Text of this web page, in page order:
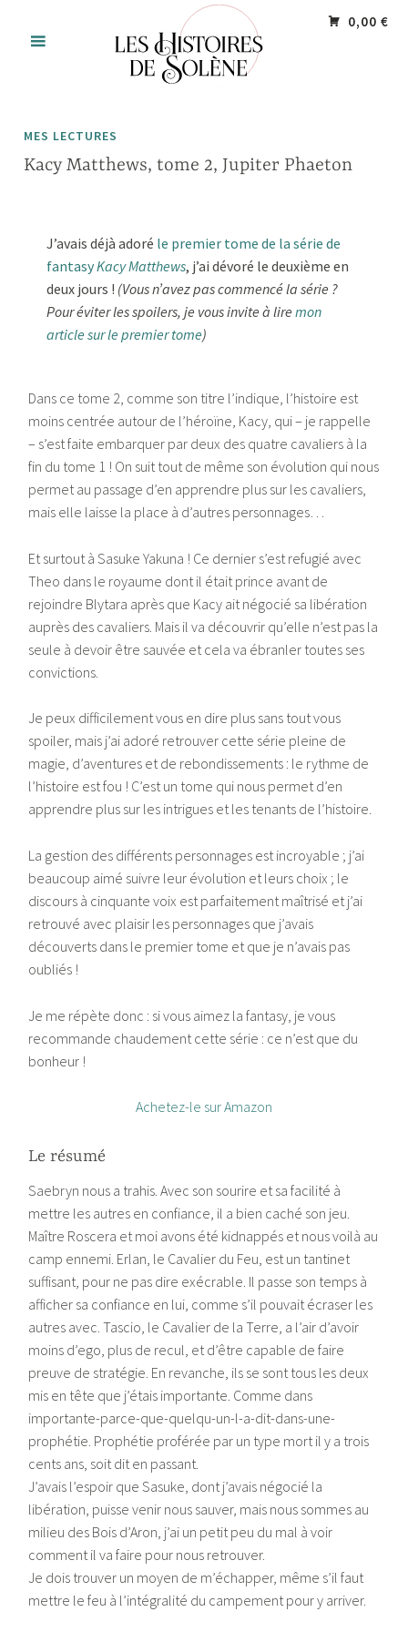
0,00 €
MES LECTURES
Kacy Matthews, tome 2, Jupiter Phaeton
J’avais déjà adoré le premier tome de la série de
fantasyKacy Matthews, j’ai dévoré le deuxième en
deux jours ! (Vous n’avez pas commencé la série ?
Pour éviter les spoilers, je vous invite à liremon
article sur le premier tome)
Dans ce tome 2, comme son titre l’indique, l’histoire est
moins centrée autour de l’héroïne, Kacy, qui – je rappelle
– s’est faite embarquer par deux des quatre cavaliers à la
fin du tome 1 ! On suit tout de même son évolution qui nous
permet au passage d’en apprendre plus sur les cavaliers,
mais elle laisse la place à d’autres personnages…
Et surtout à Sasuke Yakuna ! Ce dernier s’est refugié avec
Theo dans le royaume dont il était prince avant de
rejoindre Blytara après que Kacy ait négocié sa libération
auprès des cavaliers. Mais il va découvrir qu’elle n’est pas la
seule à devoir être sauvée et cela va ébranler toutes ses
convictions.
Je peux difficilement vous en dire plus sans tout vous
spoiler, mais j’ai adoré retrouver cette série pleine de
magie, d’aventures et de rebondissements : le rythme de
l’histoire est fou ! C’est un tome qui nous permet d’en
apprendre plus sur les intrigues et les tenants de l’histoire.
La gestion des différents personnages est incroyable ; j’ai
beaucoup aimé suivre leur évolution et leurs choix ; le
discours à cinquante voix est parfaitement maîtrisé et j’ai
retrouvé avec plaisir les personnages que j’avais
découverts dans le premier tome et que je n’avais pas
oubliés !
Je me répète donc : si vous aimez la fantasy, je vous
recommande chaudement cette série : ce n’est que du
bonheur !
Achetez-le sur Amazon
Le résumé
Saebryn nous a trahis. Avec son sourire et sa facilité à
mettre les autres en confiance, il a bien caché son jeu.
Maître Roscera et moi avons été kidnappés et nous voilà au
camp ennemi. Erlan, le Cavalier du Feu, est un tantinet
suffisant, pour ne pas dire exécrable. Il passe son temps à
afficher sa confiance en lui, comme s’il pouvait écraser les
autres avec. Tascio, le Cavalier de la Terre, a l’air d’avoir
moins d’ego, plus de recul, et d’être capable de faire
preuve de stratégie. En revanche, ils se sont tous les deux
mis en tête que j’étais importante. Comme dans
importante-parce-que-quelqu-un-l-a-dit-dans-une-
prophétie. Prophétie proférée par un type mort il y a trois
cents ans, soit dit en passant.
J’avais l’espoir que Sasuke, dont j’avais négocié la
libération, puisse venir nous sauver, mais nous sommes au
milieu des Bois d’Aron, j’ai un petit peu du mal à voir
comment il va faire pour nous retrouver.
Je dois trouver un moyen de m’échapper, même s’il faut
mettre le feu à l’intégralité du campement pour y arriver.